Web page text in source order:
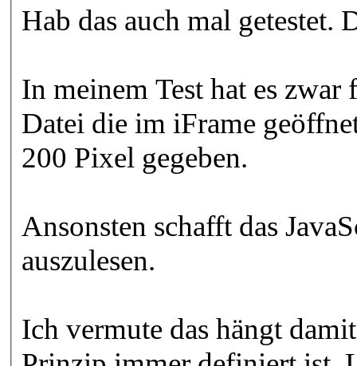
Hab das auch mal getestet.
In meinem Test hat es
Datei die im iFrame
200 Pixel gegeben.
Ansonsten schafft das
auszulesen.
Ich vermute das hängt